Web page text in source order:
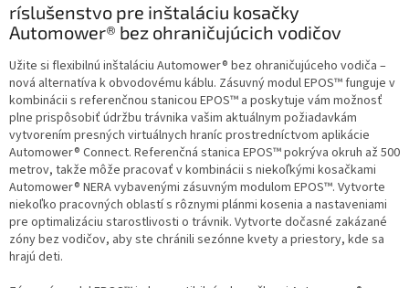
ríslušenstvo pre inštaláciu kosačky
Automower® bez ohraničujúcich vodičov
Užite si flexibilnú inštaláciu Automower® bez ohraničujúceho vodiča –
nová alternatíva k obvodovému káblu. Zásuvný modul EPOS™ funguje v
kombinácii s referenčnou stanicou EPOS™ a poskytuje vám možnosť
plne prispôsobiť údržbu trávnika vašim aktuálnym požiadavkám
vytvorením presných virtuálnych hraníc prostredníctvom aplikácie
Automower® Connect. Referenčná stanica EPOS™ pokrýva okruh až 500
metrov, takže môže pracovať v kombinácii s niekoľkými kosačkami
Automower® NERA vybavenými zásuvným modulom EPOS™. Vytvorte
niekoľko pracovných oblastí s rôznymi plánmi kosenia a nastaveniami
pre optimalizáciu starostlivosti o trávnik. Vytvorte dočasné zakázané
zóny bez vodičov, aby ste chránili sezónne kvety a priestory, kde sa
hrajú deti.